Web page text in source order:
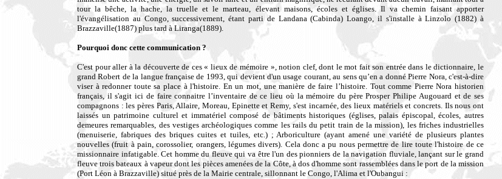
tour la bêche, la hache, la truelle et le marteau, élevant maisons, écoles et églises. Il va chemin faisant apporter
l'évangélisation au Congo, successivement, étant parti de Landana (Cabinda) Loango, il s'installe à Linzolo (1882) à
Brazzaville(1887) plus tard à Liranga(1889).
Pourquoi donc cette communication ?
C'est pour aller à la découverte de ces « lieux de mémoire », notion clef, dont le mot fait son entrée dans le dictionnaire, le
grand Robert de la langue française de 1993, qui devient d'un usage courant, au sens qu’en a donné Pierre Nora, c'est-à-dire
viser à redonner toute sa place à l'histoire. En un mot, une manière de faire l’histoire. Tout comme Pierre Nora historien
français, il s'agit ici de faire connaitre l’inventaire de ce lieu où la mémoire du père Prosper Philipe Augouard et de ses
compagnons : les pères Paris, Allaire, Moreau, Epinette et Remy, s'est incarnée, des lieux matériels et concrets. Ils nous ont
laissés un patrimoine culturel et immatériel composé de bâtiments historiques (églises, palais épiscopal, écoles, autres
demeures remarquables, des vestiges archéologiques comme les rails du petit train de la mission), les friches industrielles
(menuiserie, fabriques des briques cuites et tuiles, etc.) ; Arboriculture (ayant amené une variété de plusieurs plantes
nouvelles (fruit à pain, corossolier, orangers, légumes divers). Cela donc a pu nous permettre de lire toute l'histoire de ce
missionnaire infatigable. Cet homme du fleuve qui va être l'un des pionniers de la navigation fluviale, lançant sur le grand
fleuve trois bateaux à vapeur dont les pièces amenées de la Côte, à dos d'homme sont rassemblées dans le port de la mission
(Port Léon à Brazzaville) situé près de la Mairie centrale, sillonnant le Congo, l'Alima et l'Oubangui :